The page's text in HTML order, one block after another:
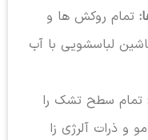
تمام روکش ها و
لباسشویی با آب
سطح تشک را
و ذرات آلرژی زا